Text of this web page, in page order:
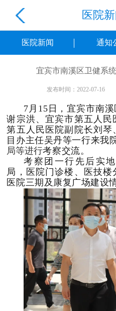
医院
医院新闻 通知
宜宾市南溪区卫健系
发布时间：2022-07-16
7月15日，宜宾市南
谢宗洪、宜宾市第五人
第五人民医院副院长刘
目办主任吴丹等一行来我
局等进行考察交流。
考察团一行先后实
局，医院门诊楼、医技楼
医院三期 及 康复广场建设